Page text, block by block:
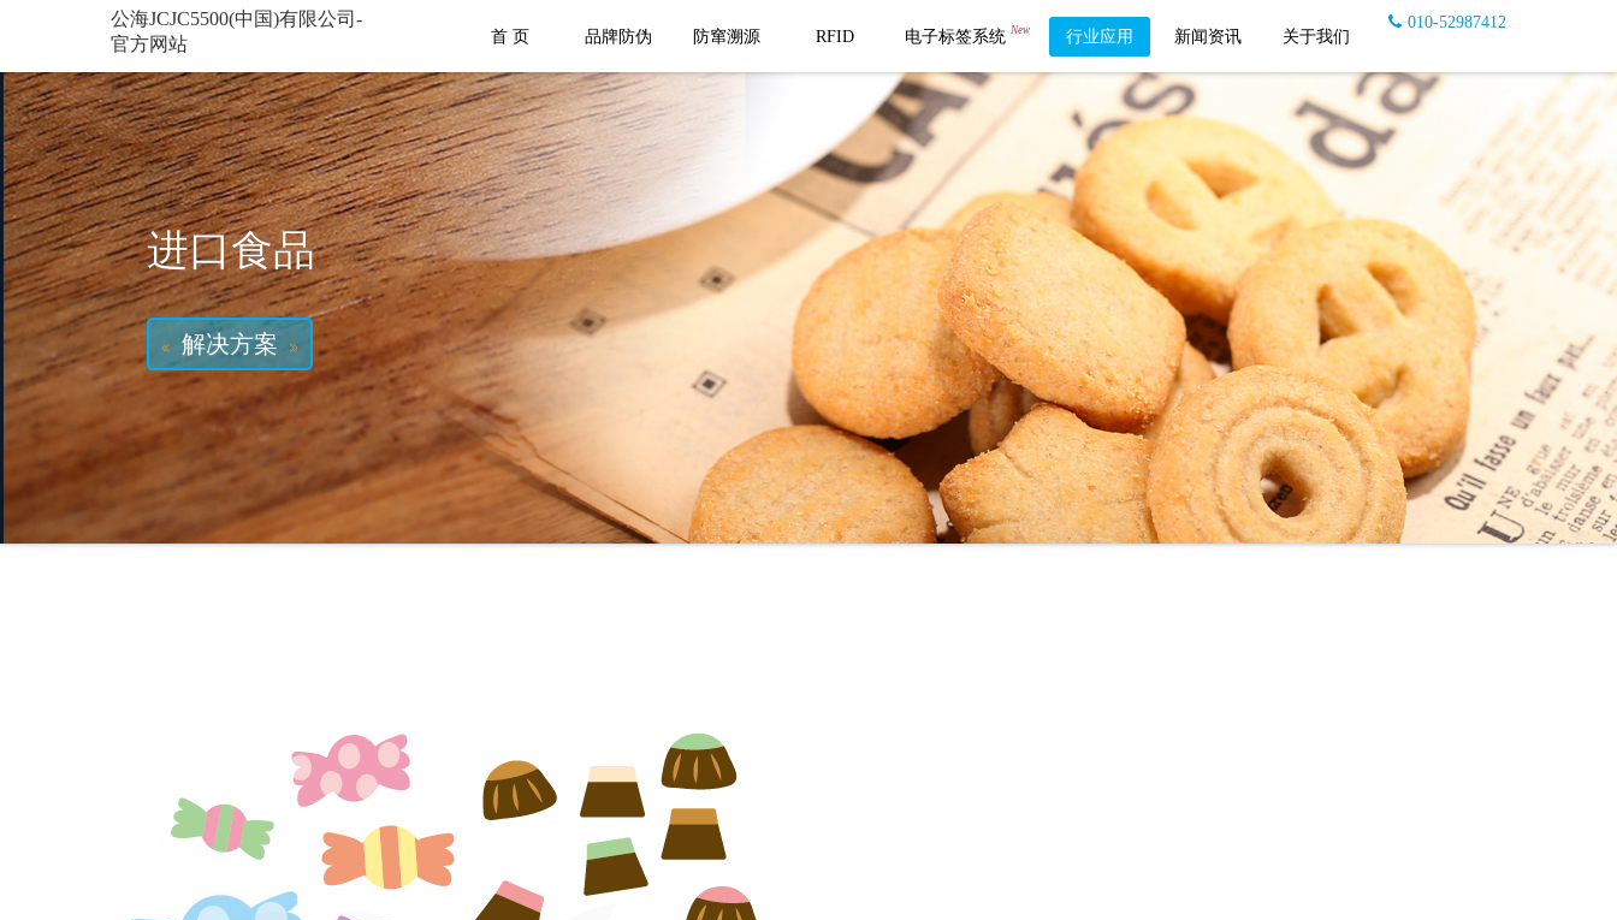
公海JCJC5500(中国)有限公司-
官方网站
010-52987412
首 页
品牌防伪 防窜溯源 RFID 电子标签系统 New 行业应用 新闻资讯 关于我们
进口食品
解决方案